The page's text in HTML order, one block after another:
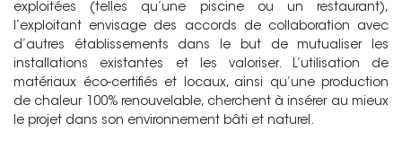
exploitées (telles qu’une piscine ou un restaurant),
l’exploitant envisage des accords de collaboration avec
d’autres établissements dans le but de mutualiser les
installations existantes et les valoriser. L’utilisation de
matériaux éco-certifiés et locaux, ainsi qu’une production
de chaleur 100% renouvelable, cherchent à insérer au mieux
le projet dans son environnement bâti et naturel.